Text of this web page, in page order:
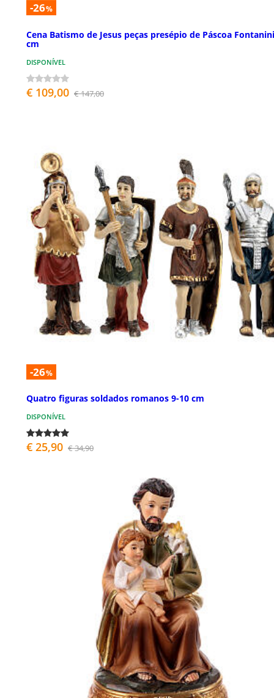
-26%
Cena Batismo de Jesus peças presépio de Páscoa
cm
DISPONÍVEL
€ 109,00 € 147,00
-26%
Quatro figuras soldados romanos 9-10 cm
DISPONÍVEL
€ 25,90 € 34,90